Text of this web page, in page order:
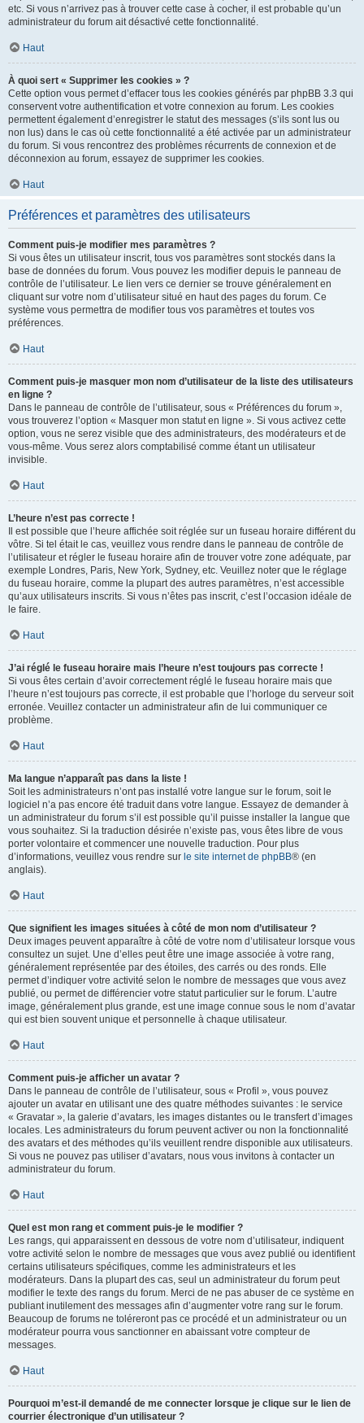
etc. Si vous n’arrivez pas à trouver cette case à cocher, il est probable qu’un
administrateur du forum ait désactivé cette fonctionnalité.
Haut
À quoi sert « Supprimer les cookies » ?
Cette option vous permet d’effacer tous les cookies générés par phpBB 3.3 qui
conservent votre authentification et votre connexion au forum. Les cookies
permettent également d’enregistrer le statut des messages (s’ils sont lus ou
non lus) dans le cas où cette fonctionnalité a été activée par un administrateur
du forum. Si vous rencontrez des problèmes récurrents de connexion et de
déconnexion au forum, essayez de supprimer les cookies.
Haut
Préférences et paramètres des utilisateurs
Comment puis-je modifier mes paramètres ?
Si vous êtes un utilisateur inscrit, tous vos paramètres sont stockés dans la
base de données du forum. Vous pouvez les modifier depuis le panneau de
contrôle de l’utilisateur. Le lien vers ce dernier se trouve généralement en
cliquant sur votre nom d’utilisateur situé en haut des pages du forum. Ce
système vous permettra de modifier tous vos paramètres et toutes vos
préférences.
Haut
Comment puis-je masquer mon nom d’utilisateur de la liste des utilisateurs
en ligne ?
Dans le panneau de contrôle de l’utilisateur, sous « Préférences du forum »,
vous trouverez l’option « Masquer mon statut en ligne ». Si vous activez cette
option, vous ne serez visible que des administrateurs, des modérateurs et de
vous-même. Vous serez alors comptabilisé comme étant un utilisateur
invisible.
Haut
L’heure n’est pas correcte !
Il est possible que l’heure affichée soit réglée sur un fuseau horaire différent du
vôtre. Si tel était le cas, veuillez vous rendre dans le panneau de contrôle de
l’utilisateur et régler le fuseau horaire afin de trouver votre zone adéquate, par
exemple Londres, Paris, New York, Sydney, etc. Veuillez noter que le réglage
du fuseau horaire, comme la plupart des autres paramètres, n’est accessible
qu’aux utilisateurs inscrits. Si vous n’êtes pas inscrit, c’est l’occasion idéale de
le faire.
Haut
J’ai réglé le fuseau horaire mais l’heure n’est toujours pas correcte !
Si vous êtes certain d’avoir correctement réglé le fuseau horaire mais que
l’heure n’est toujours pas correcte, il est probable que l’horloge du serveur soit
erronée. Veuillez contacter un administrateur afin de lui communiquer ce
problème.
Haut
Ma langue n’apparaît pas dans la liste !
Soit les administrateurs n’ont pas installé votre langue sur le forum, soit le
logiciel n’a pas encore été traduit dans votre langue. Essayez de demander à
un administrateur du forum s’il est possible qu’il puisse installer la langue que
vous souhaitez. Si la traduction désirée n’existe pas, vous êtes libre de vous
porter volontaire et commencer une nouvelle traduction. Pour plus
d’informations, veuillez vous rendre sur le site internet de phpBB® (en
anglais).
Haut
Que signifient les images situées à côté de mon nom d’utilisateur ?
Deux images peuvent apparaître à côté de votre nom d’utilisateur lorsque vous
consultez un sujet. Une d’elles peut être une image associée à votre rang,
généralement représentée par des étoiles, des carrés ou des ronds. Elle
permet d’indiquer votre activité selon le nombre de messages que vous avez
publié, ou permet de différencier votre statut particulier sur le forum. L’autre
image, généralement plus grande, est une image connue sous le nom d’avatar
qui est bien souvent unique et personnelle à chaque utilisateur.
Haut
Comment puis-je afficher un avatar ?
Dans le panneau de contrôle de l’utilisateur, sous « Profil », vous pouvez
ajouter un avatar en utilisant une des quatre méthodes suivantes : le service
« Gravatar », la galerie d’avatars, les images distantes ou le transfert d’images
locales. Les administrateurs du forum peuvent activer ou non la fonctionnalité
des avatars et des méthodes qu’ils veuillent rendre disponible aux utilisateurs.
Si vous ne pouvez pas utiliser d’avatars, nous vous invitons à contacter un
administrateur du forum.
Haut
Quel est mon rang et comment puis-je le modifier ?
Les rangs, qui apparaissent en dessous de votre nom d’utilisateur, indiquent
votre activité selon le nombre de messages que vous avez publié ou identifient
certains utilisateurs spécifiques, comme les administrateurs et les
modérateurs. Dans la plupart des cas, seul un administrateur du forum peut
modifier le texte des rangs du forum. Merci de ne pas abuser de ce système en
publiant inutilement des messages afin d’augmenter votre rang sur le forum.
Beaucoup de forums ne toléreront pas ce procédé et un administrateur ou un
modérateur pourra vous sanctionner en abaissant votre compteur de
messages.
Haut
Pourquoi m’est-il demandé de me connecter lorsque je clique sur le lien de
courrier électronique d’un utilisateur ?